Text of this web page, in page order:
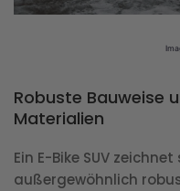
Robuste Bauweise
Materialien
Ein E-Bike SUV
außergewöhnlich